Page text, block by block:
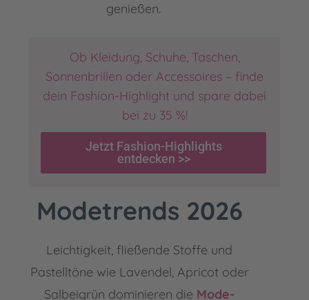
genießen.
Ob Kleidung, Schuhe, Taschen,
Sonnenbrillen oder Accessoires – finde
dein Fashion-Highlight und spare dabei
bei zu 35 %!
Jetzt Fashion-Highlights
entdecken >>
Modetrends 2026
Leichtigkeit, fließende Stoffe und
Pastelltöne wie Lavendel, Apricot oder
Salbeigrün dominieren die Mode-